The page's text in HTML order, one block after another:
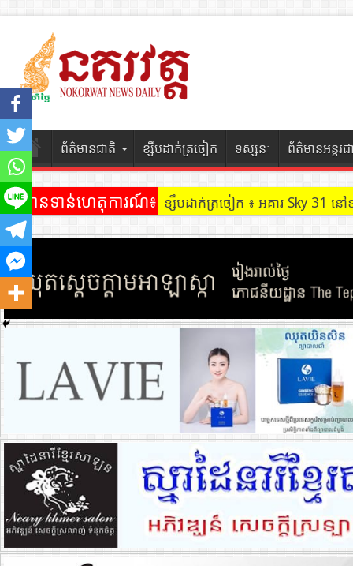
ព័ត៌មានជាតិ ខ្សឹបដាក់ត្រចៀក ទស្សនៈ ព័ត៌មានអន្តរជ
ព័ត៌មានទាន់ហេតុការណ៍៖ ខ្សឹបដាក់ត្រចៀក ៖ អគារ Sky 31